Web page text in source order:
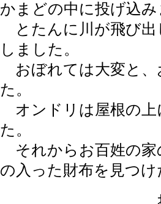
かまどの中に投げ込
とたんに川が飛び出
しました。
おぼれては大変と、
た。
オンドリは屋根の上
た。
それからお百姓の家
の入った財布を見つ